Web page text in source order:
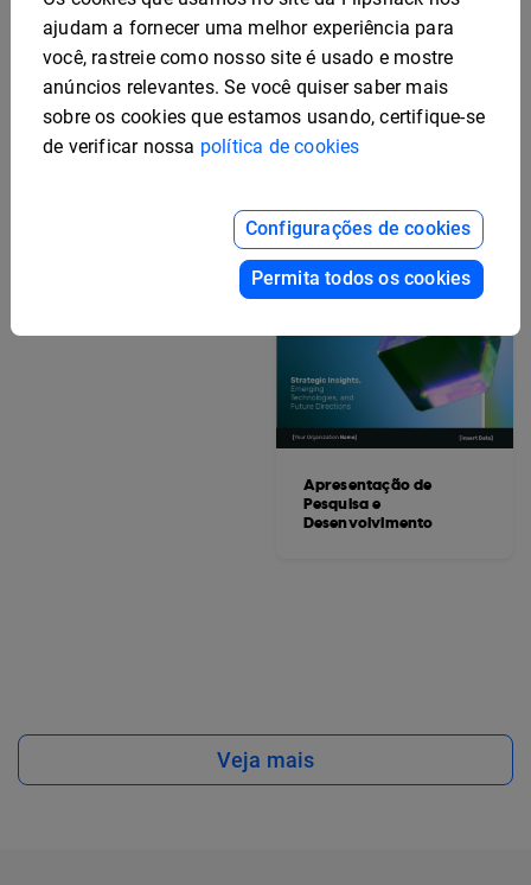
Modelo editável de
plano de lançamento de
produto de marketing
Apresentação de
Pesquisa e
Desenvolvimento
Veja mais
ajudam a fornecer uma melhor experiência para
você, rastreie como nosso site é usado e mostre
anúncios relevantes. Se você quiser saber mais
sobre os cookies que estamos usando, certifique-se
de verificar nossa política de cookies
Configurações de cookies
Permita todos os cookies